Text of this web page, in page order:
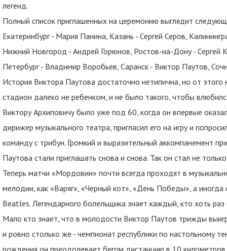
легенд.
Полный список приглашенных на церемонию выглядит
Екатеринбург - Мария Панина, Казань - Сергей Серов,
Нижний Новгород - Андрей Горюнов, Ростов-на-Дону - Сергей
Петербург - Владимир Воробьев, Саранск - Виктор Паутов,
История Виктора Паутова достаточно нетипична, но от
стадион далеко не ребенком, и не было такого, чтобы
Виктору Архиповичу было уже под 60, когда он впервые
дирижер музыкального театра, пригласил его на игру и
команду с трибун. Громкий и выразительный аккомпанемент
Паутова стали приглашать снова и снова. Так он стал не
Теперь матчи «Мордовии» почти всегда проходят в
мелодии, как «Варяг», «Черный кот», «День Победы», а
Beatles. Легендарного болельщика знает каждый, кто хоть
Мало кто знает, что в молодости Виктор Паутов трижды
и ровно столько же - чемпионат республики по настольному
рождения он преодолевает бегом дистанцию в 10